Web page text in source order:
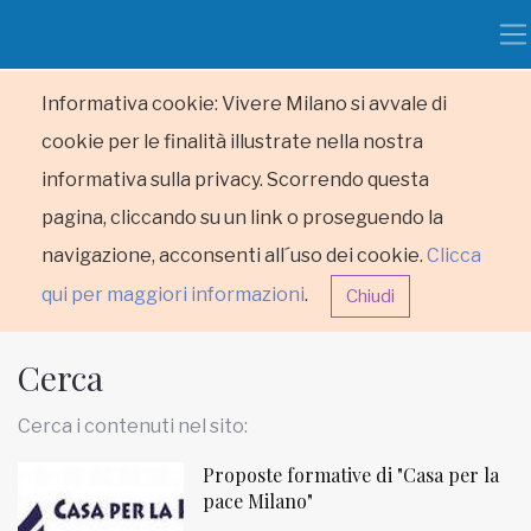
Informativa cookie: Vivere Milano si avvale di
cookie per le finalità illustrate nella nostra
informativa sulla privacy. Scorrendo questa
pagina, cliccando su un link o proseguendo la
navigazione, acconsenti all´uso dei cookie. Clicca
qui per maggiori informazioni. Chiudi
Cerca
Cerca i contenuti nel sito:
Proposte formative di "Casa per la
pace Milano"